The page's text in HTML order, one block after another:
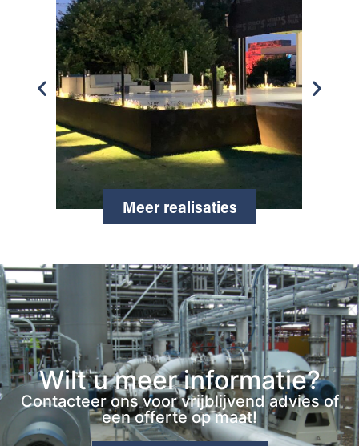
Meer realisaties
Wilt u meer informatie?
Contacteer ons voor vrijblijvend advies of
een offerte op maat!